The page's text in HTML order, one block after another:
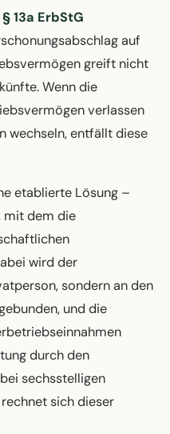
13a ErbStG
auf
greift nicht
Wenn die
verlassen
wechseln, entfällt diese
etablierte Lösung –
mit dem die
wird der
sondern an den
und die
durch den
sechsstelligen
sich dieser